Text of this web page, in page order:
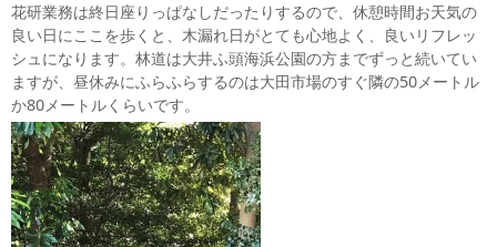
花研業務は終日座りっぱなしだったりするので、休憩時間お天気の
良い日にここを歩くと、木漏れ日がとても心地よく、良いリフレッ
シュになります。林道は大井ふ頭海浜公園の方までずっと続いてい
ますが、昼休みにふらふらするのは大田市場のすぐ隣の50メートル
か80メートルくらいです。